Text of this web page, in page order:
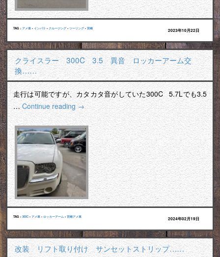
TAG : アメ車 • インパラ • クルージング• ツーリング• 宮崎 2023年10月22日
クライスラー 300C 3.5 異音 ロッカーアーム交
換……
走行は可能ですが、カタカタ音がしていた300C 5.7Lでも3.5
…Continue reading→
TAG : 300C • アメ車 • ロッカーアーム • 宮崎アメ車 2024年02月19日
改装 リフト取り付け サンセットストリップ……